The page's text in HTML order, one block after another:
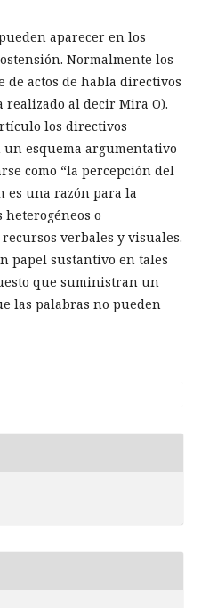
aparecer en los
Normalmente los
de actos de habla directivos
realizado al decir Mira O).
los directivos
esquema argumentativo
como “la percepción del
es una razón para la
heterogéneos o
verbales y visuales.
papel sustantivo en tales
que suministran un
las palabras no pueden